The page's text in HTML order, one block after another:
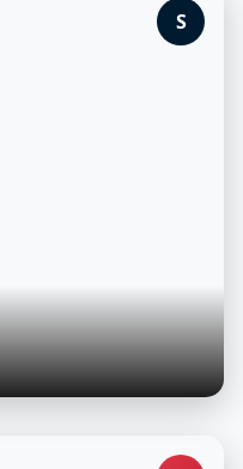
S